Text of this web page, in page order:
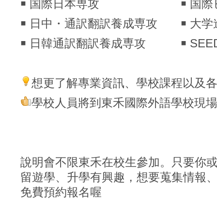
￭ 国際日本専攻 ￭ 国際ビジ
￭ 日中・通訳翻訳養成専攻 ￭ 大学
￭ 日韓通訳翻訳養成専攻 ￭ SEED
想更了解專業資訊、學校課程以及
學校人員將到東禾國際外語學校現
說明會不限東禾在校生參加。只要你
留遊學、升學有興趣，想要蒐集情報
免費預約報名喔